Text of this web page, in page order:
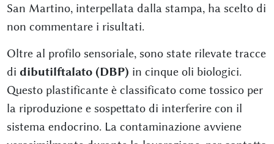
San Martino, interpellata dalla stampa, ha scelto di
non commentare i risultati.
Oltre al profilo sensoriale, sono state rilevate tracce
di dibutilftalato (DBP) in cinque oli biologici.
Questo plastificante è classificato come tossico per
la riproduzione e sospettato di interferire con il
sistema endocrino. La contaminazione avviene